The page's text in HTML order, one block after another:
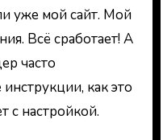
уже мой сайт. Мой
Всё сработает! А
часто
как это
с настройкой.